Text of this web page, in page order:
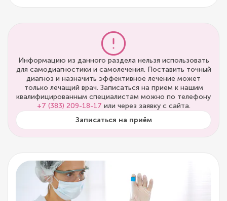
Информацию из данного раздела нельзя использовать
для самодиагностики и самолечения. Поставить точный
диагноз и назначить эффективное лечение может
только лечащий врач. Записаться на прием к нашим
квалифицированным специалистам можно по телефону
+7 (383) 209-18-17 или через заявку с сайта.
Записаться на приём